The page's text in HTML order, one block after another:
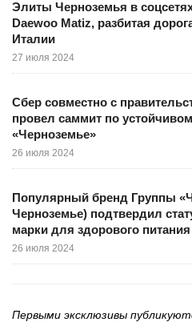
Элиты Черноземья в
Daewoo Matiz, разбитая
Италии
27 июля 2024
Сбер совместно с
провел саммит по
«Черноземье»
26 июля 2024
Популярный бренд Группы
Черноземье) подтвердил
марки для здорового питания
26 июля 2024
Первыми эксклюзивы